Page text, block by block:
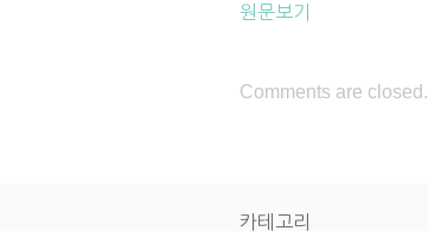
원문보기
Comments are closed.
카테고리